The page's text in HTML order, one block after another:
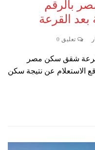
بالرقم
بعد القرعة
تعليق 0
قرعة شقق سكن مصر
موقع الاستعلام عن نتيجة سكن